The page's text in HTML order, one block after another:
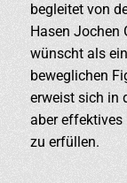
begleitet von
Hasen Jochen
wünscht als
beweglichen
erweist sich in
aber effektives
zu erfüllen.